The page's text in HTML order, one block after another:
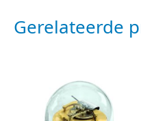
Gerelateerde